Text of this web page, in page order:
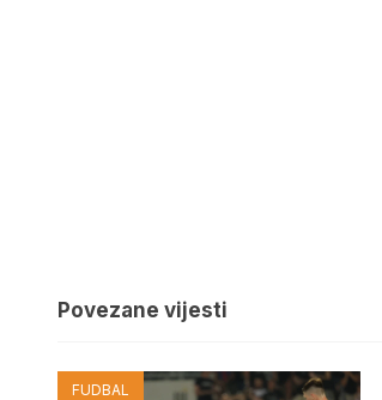
Povezane vijesti
FUDBAL